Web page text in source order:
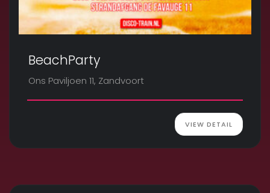
BeachParty
Ons Paviljoen 11, Zandvoort
VIEW DETAIL